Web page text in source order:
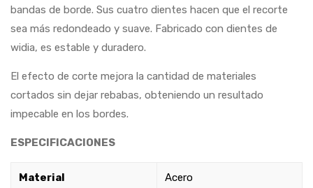
bandas de borde. Sus cuatro dientes hacen que el recorte
sea más redondeado y suave. Fabricado con dientes de
widia, es estable y duradero.
El efecto de corte mejora la cantidad de materiales
cortados sin dejar rebabas, obteniendo un resultado
impecable en los bordes.
ESPECIFICACIONES
Material Acero